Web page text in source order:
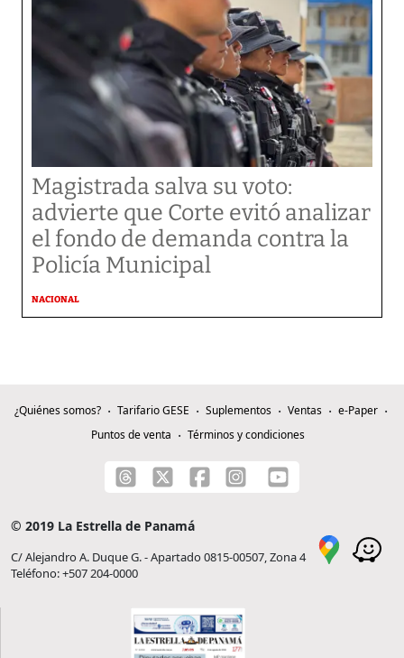
Magistrada salva su voto:
advierte que Corte evitó analizar
el fondo de demanda contra la
Policía Municipal
NACIONAL
¿Quiénes somos? Tarifario GESE Suplementos Ventas
e-Paper
Puntos de venta
Términos y condiciones
© 2019 La Estrella de Panamá
C/ Alejandro A. Duque G. - Apartado 0815-00507, Zona 4
Teléfono: +507 204-0000